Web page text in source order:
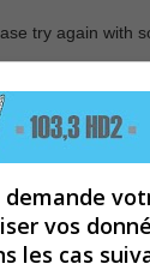
try again with
vos
les cas